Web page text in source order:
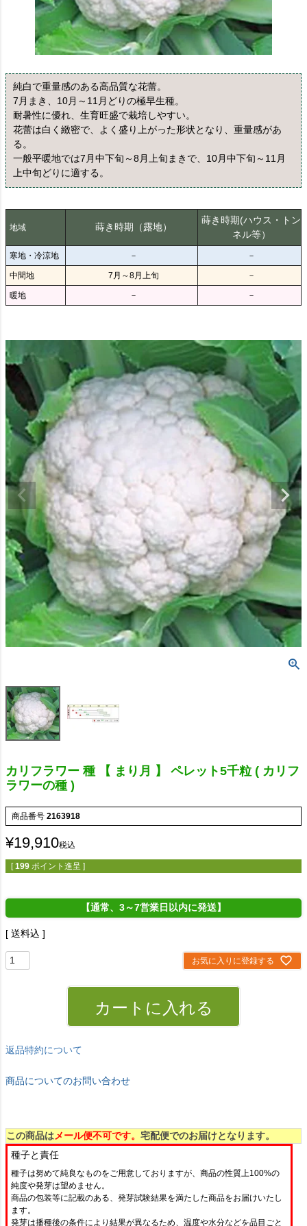
純白で重量感のある高品質な花蕾。
7月まき、10月～11月どりの極早生種。
耐暑性に優れ、生育旺盛で栽培しやすい。
花蕾は白く緻密で、よく盛り上がった形状となり、重量感があ
る。
一般平暖地では7月中下旬～8月上旬まきで、10月中下旬～11月
上中旬どりに適する。
地域 蒔き時期（露地）
蒔き時期(ハウス・トン
ネル等）
寒地・冷涼地 － －
中間地 7月～8月上旬 －
暖地 － －
カリフラワー 種 【 まり月 】 ペレット5千粒 ( カリフ
ラワーの種 )
商品番号 2163918
¥19,910税込
[ 199 ポイント進呈 ]
【通常、3～7営業日以内に発送】
送料込
お気に入りに登録する
カートに入れる
返品特約について
商品についてのお問い合わせ
この商品はメール便不可です。 宅配便でのお届けとなります。
種子と責任
種子は努めて純良なものをご用意しておりますが、商品の性質上100%の
純度や発芽は望めません。
商品の包装等に記載のある、発芽試験結果を満たした商品をお届けいたし
ます。
発芽は播種後の条件により結果が異なるため、温度や水分などを品目ごと